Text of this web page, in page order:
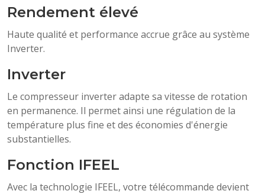
Rendement élevé
Haute qualité et performance accrue grâce au système
Inverter.
Inverter
Le compresseur inverter adapte sa vitesse de rotation
en permanence. Il permet ainsi une régulation de la
température plus fine et des économies d'énergie
substantielles.
Fonction IFEEL
Avec la technologie IFEEL, votre télécommande devient